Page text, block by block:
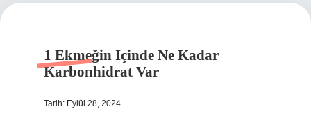
1 Ekmeğin Içinde Ne Kadar
Karbonhidrat Var
Tarih: Eylül 28, 2024